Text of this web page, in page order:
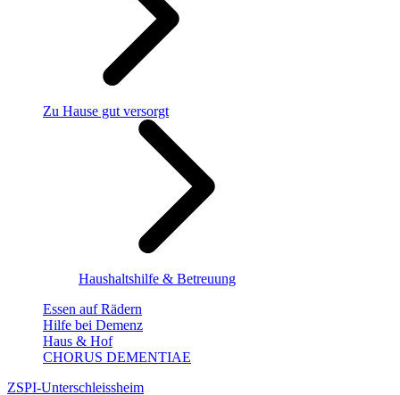
Zu Hause gut versorgt
Haushaltshilfe & Betreuung
Essen auf Rädern
Hilfe bei Demenz
Haus & Hof
CHORUS DEMENTIAE
ZSPI-Unterschleissheim